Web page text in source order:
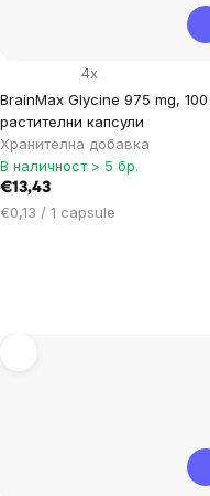
BrainMax Glycine 975 mg, 100
растителни капсули
Хранителна добавка
4x
В наличност > 5 бр.
€13,43
Цена
€0,13 / 1 capsule